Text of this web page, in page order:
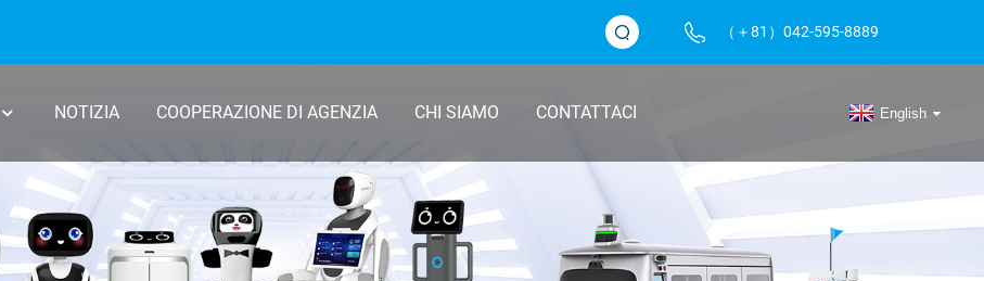
（＋81）042-595-8889
NOTIZIA COOPERAZIONE DI AGENZIA CHI SIAMO CONTATTACI English